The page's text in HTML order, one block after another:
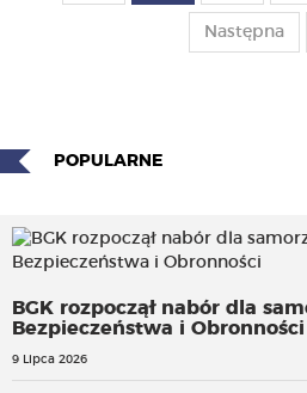
Następna
POPULARNE
BGK rozpoczął nabór dla
Bezpieczeństwa i Obronności
9 Lipca 2026